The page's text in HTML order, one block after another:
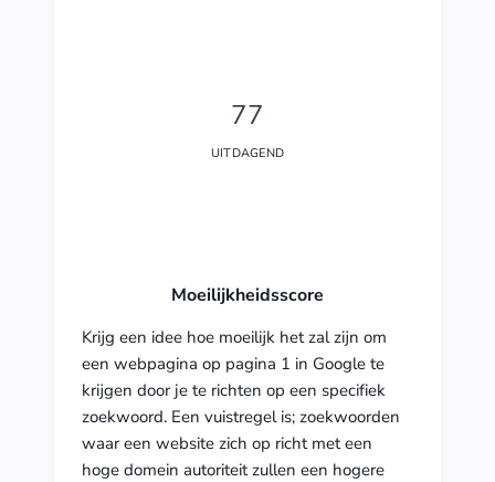
77
UITDAGEND
Moeilijkheidsscore
Krijg een idee hoe moeilijk het zal zijn om
een webpagina op pagina 1 in Google te
krijgen door je te richten op een specifiek
zoekwoord. Een vuistregel is; zoekwoorden
waar een website zich op richt met een
hoge domein autoriteit zullen een hogere